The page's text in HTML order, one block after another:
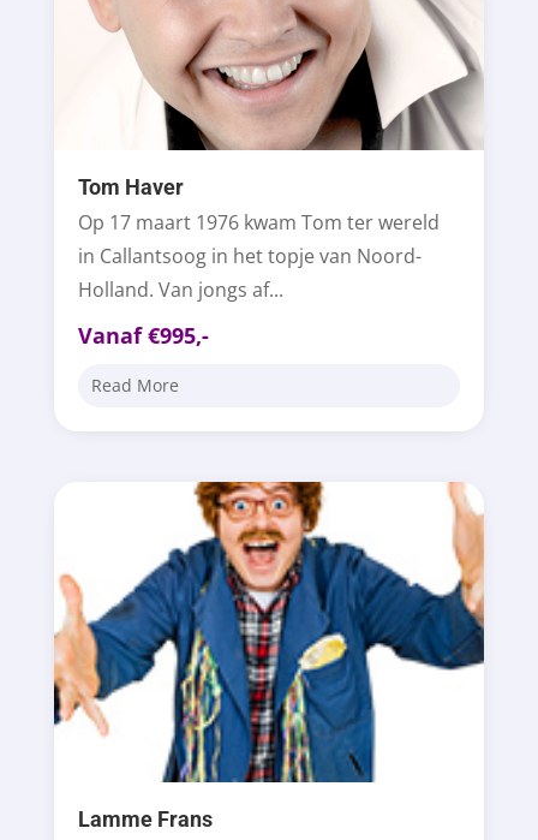
Tom Haver
Op 17 maart 1976 kwam Tom ter wereld
in Callantsoog in het topje van Noord-
Holland. Van jongs af...
Vanaf €995,-
Read More
Lamme Frans